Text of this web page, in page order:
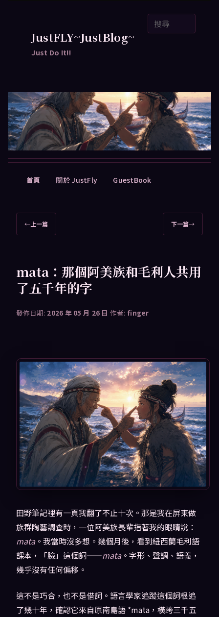
JustFLY~JustBlog~
Just Do It!!
首頁 關於 JustFly GuestBook
章
←上一篇 下一篇→
mata：那個阿美族和毛利人共用
了五千年的字
發佈日期: 2026 年 05 月 26 日 作者: finger
田野筆記裡有一頁我翻了不止十次。那是我在屏東做
族群陶藝調查時，一位阿美族長輩指著我的眼睛說：
mata。我當時沒多想。幾個月後，看到紐西蘭毛利語
課本，「臉」這個詞——mata。字形、聲調、語義，
幾乎沒有任何偏移。
這不是巧合，也不是借詞。語言學家追蹤這個詞根追
了幾十年，確認它來自原南島語 *mata，橫跨三千五